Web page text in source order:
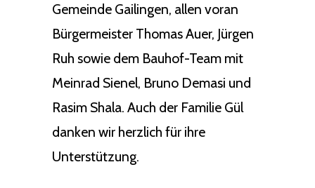
Gemeinde Gailingen, allen voran
Bürgermeister Thomas Auer, Jürgen
Ruh sowie dem Bauhof-Team mit
Meinrad Sienel, Bruno Demasi und
Rasim Shala. Auch der Familie Gül
danken wir herzlich für ihre
Unterstützung.